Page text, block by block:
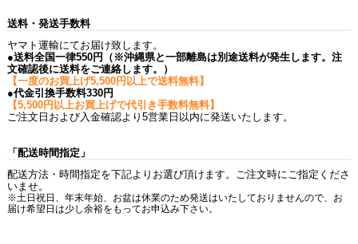
送料・発送手数料
ヤマト運輸にてお届け致します。
●送料全国一律550円（※沖縄県と一部離島は別途送料が発生します。注
文確認後に送料をご連絡します。）
【一度のお買上げ5,500円以上で送料無料】
●代金引換手数料330円
【5,500円以上お買上げで代引き手数料無料】
ご注文日および入金確認より5営業日以内に発送いたします。
「配送時間指定」
配送方法・時間指定を下記よりお選び頂けます。ご注文時にご指定くださ
いませ。
※土日祝日、年末年始、お盆は休業のため発送はいたしておりませんので、お
届け希望日は少し余裕をもってお申込み下さい。